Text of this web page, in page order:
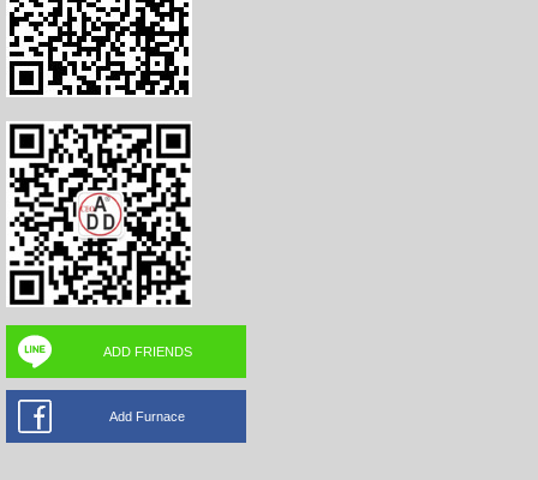
ADD FRIENDS
Add Furnace